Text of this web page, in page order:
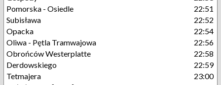
Pomorska - Osiedle
22:51
Subisława
22:52
Opacka
22:54
Oliwa - Pętla Tramwajowa
22:56
Obrońców Westerplatte
22:58
Derdowskiego
22:59
Tetmajera
23:00